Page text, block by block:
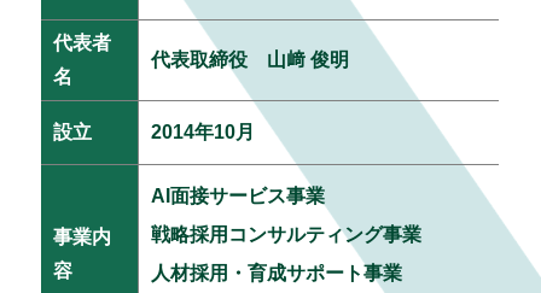
代表者
名
代表取締役 山﨑 俊明
設立 2014年10月
事業内
容
AI面接サービス事業
戦略採用コンサルティング事業
人材採用・育成サポート事業